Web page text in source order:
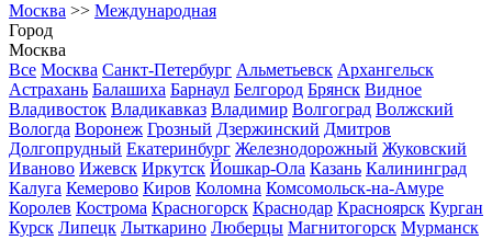
Москва >> Международная
Город
Москва
Все Москва Санкт-Петербург Альметьевск Архангельск
Астрахань Балашиха Барнаул Белгород Брянск Видное
Владивосток Владикавказ Владимир Волгоград Волжский
Вологда Воронеж Грозный Дзержинский Дмитров
Долгопрудный Екатеринбург Железнодорожный Жуковский
Иваново Ижевск Иркутск Йошкар-Ола Казань Калининград
Калуга Кемерово Киров Коломна Комсомольск-на-Амуре
Королев Кострома Красногорск Краснодар Красноярск Курган
Курск Липецк Лыткарино Люберцы Магнитогорск Мурманск